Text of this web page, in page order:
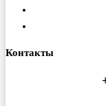
Контакты